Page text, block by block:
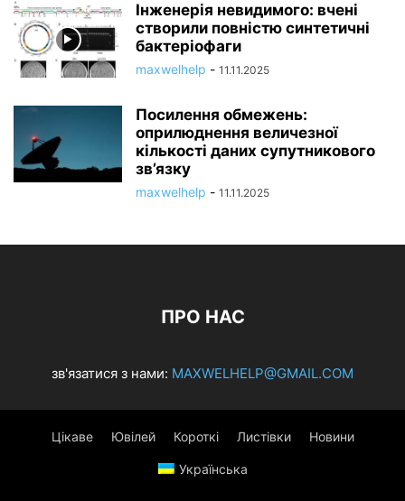
Інженерія невидимого: вчені
створили повністю синтетичні
бактеріофаги
maxwelhelp - 11.11.2025
Посилення обмежень:
оприлюднення величезної
кількості даних супутникового
зв’язку
maxwelhelp - 11.11.2025
ПРО НАС
зв'язатися з нами: MAXWELHELP@GMAIL.COM
Цікаве Ювілей Короткі Листівки Новини
Українська